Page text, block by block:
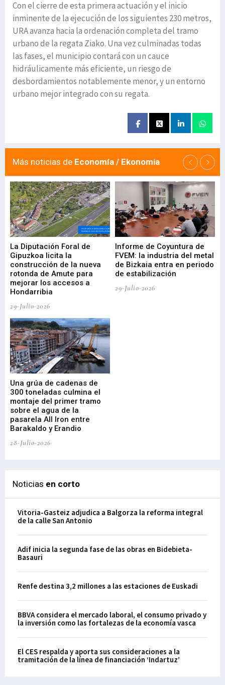
Con el cierre de esta primera actuación y el inicio
inminente de la ejecución de los siguientes 230 metros,
URA avanza hacia la ordenación completa del tramo
urbano de la regata Ziako. Una vez culminadas todas
las fases, el municipio contará con un cauce
hidráulicamente más eficiente, un riesgo de
desbordamientos notablemente menor, y un entorno
urbano mejor integrado con su regata.
Más noticias de Economía / Ekonomia
La Diputación Foral de
Gipuzkoa licita la
construcción de la nueva
rotonda de Amute para
mejorar los accesos a
Hondarribia
29-Julio-2026
Informe de Coyuntura de
FVEM: la industria del metal
de Bizkaia entra en periodo
de estabilización
29-Julio-2026
Una grúa de cadenas de
300 toneladas culmina el
montaje del primer tramo
sobre el agua de la
pasarela All Iron entre
Barakaldo y Erandio
28-Julio-2026
Noticias en corto
Vitoria-Gasteiz adjudica a Balgorza la reforma integral
de la calle San Antonio
Adif inicia la segunda fase de las obras en Bidebieta-
Basauri
Renfe destina 3,2 millones a las estaciones de Euskadi
BBVA considera el mercado laboral, el consumo privado y
la inversión como las fortalezas de la economía vasca
El CES respalda y aporta sus consideraciones a la
tramitación de la línea de financiación ‘Indartuz’